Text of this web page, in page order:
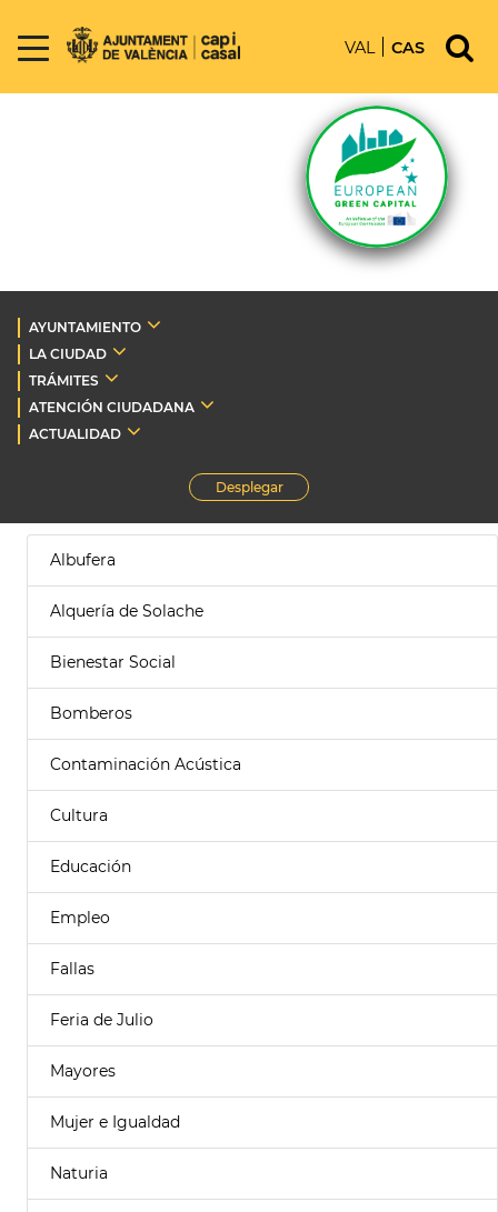
VAL CAS
AYUNTAMIENTO
LA CIUDAD
TRÁMITES
ATENCIÓN CIUDADANA
ACTUALIDAD
Desplegar
Albufera
Alquería de Solache
Bienestar Social
Bomberos
Contaminación Acústica
Cultura
Educación
Empleo
Fallas
Feria de Julio
Mayores
Mujer e Igualdad
Naturia